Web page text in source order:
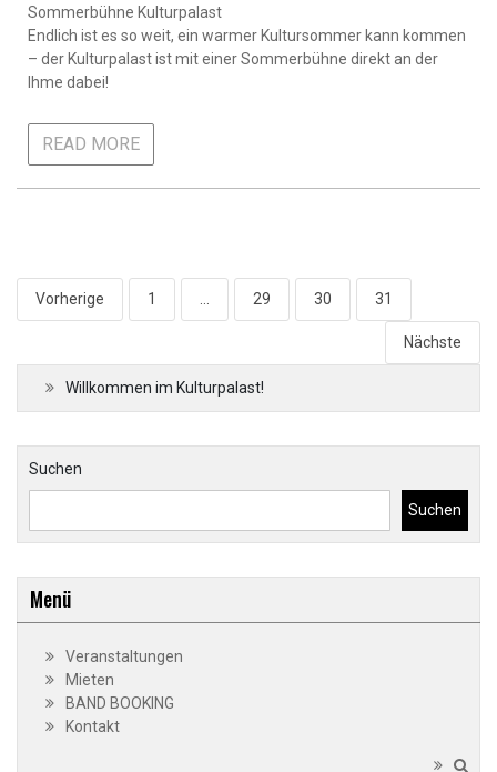
Sommerbühne Kulturpalast
Endlich ist es so weit, ein warmer Kultursommer kann kommen
– der Kulturpalast ist mit einer Sommerbühne direkt an der
Ihme dabei!
READ MORE
Seitennummerierung
Beiträge
Vorherige 1 29 30 31
Nächste
Willkommen im Kulturpalast!
Suchen
Suchen
Menü
Veranstaltungen
Mieten
BAND BOOKING
Kontakt